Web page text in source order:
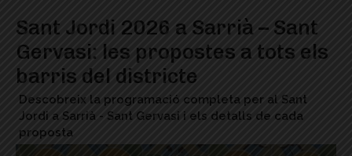
Sant Jordi 2026 a Sarrià – Sant
Gervasi: les propostes a tots els
barris del districte
Descobreix la programació completa per al Sant
Jordi a Sarrià - Sant Gervasi i els detalls de cada
proposta